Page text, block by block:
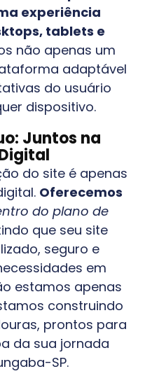
experiência
tablets e
não apenas um
adaptável
do usuário
dispositivo.
Juntos na
do site é apenas
Oferecemos
do plano de
que seu site
seguro e
em
estamos apenas
construindo
prontos para
da sua jornada
SP.